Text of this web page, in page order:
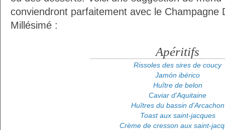
conviendront parfaitement avec le Champagne
Millésimé :
Apéritifs
Rissoles des sires de coucy
Jamón ibérico
Huître de belon
Caviar d'Aquitaine
Huîtres du bassin d'Arcachon
Toast aux saint-jacques
Crème de cresson aux saint-